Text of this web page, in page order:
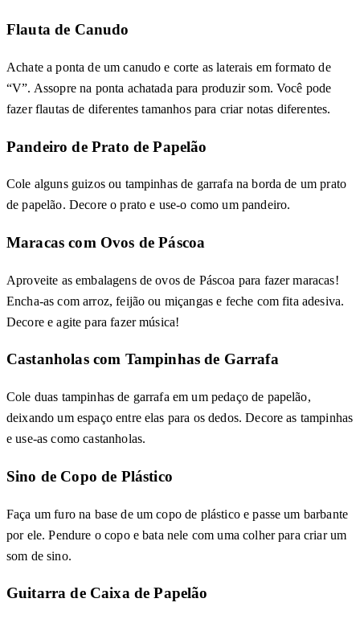
Flauta de Canudo
Achate a ponta de um canudo e corte as laterais em formato de
“V”. Assopre na ponta achatada para produzir som. Você pode
fazer flautas de diferentes tamanhos para criar notas diferentes.
Pandeiro de Prato de Papelão
Cole alguns guizos ou tampinhas de garrafa na borda de um prato
de papelão. Decore o prato e use-o como um pandeiro.
Maracas com Ovos de Páscoa
Aproveite as embalagens de ovos de Páscoa para fazer maracas!
Encha-as com arroz, feijão ou miçangas e feche com fita adesiva.
Decore e agite para fazer música!
Castanholas com Tampinhas de Garrafa
Cole duas tampinhas de garrafa em um pedaço de papelão,
deixando um espaço entre elas para os dedos. Decore as tampinhas
e use-as como castanholas.
Sino de Copo de Plástico
Faça um furo na base de um copo de plástico e passe um barbante
por ele. Pendure o copo e bata nele com uma colher para criar um
som de sino.
Guitarra de Caixa de Papelão